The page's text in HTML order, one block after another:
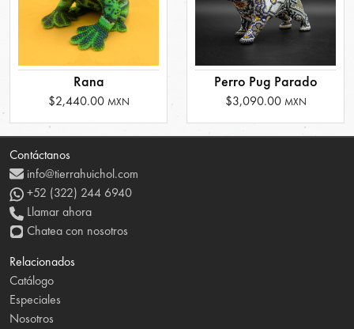
Rana
$2,440.00 MXN
Perro Pug Parado
$3,090.00 MXN
Contáctanos
info@tierrahuichol.com
+52 (322) 244 6940
Llamar ahora
Chatea con nosotros
Relacionados
Catálogo
Especiales
Nosotros